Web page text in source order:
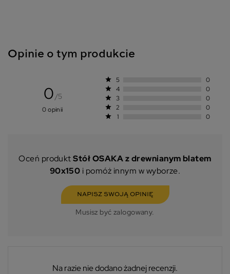
Opinie o tym produkcie
0/5
0 opinii
star 5 0
star 4 0
star 3 0
star 2 0
star 1 0
Oceń produktStół OSAKA z drewnianym blatem
90x150 i pomóż innym w wyborze.
NAPISZ SWOJĄ OPINIĘ
Musisz być zalogowany.
Na razie nie dodano żadnej recenzji.